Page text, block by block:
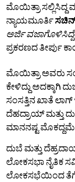
ಮೊಯಿತ್ರಾ ಸಲ್ಲಿಸಿದ್ದ
ನ್ಯಾಯಮೂರ್ತಿಸಚಿನ್
ಅರ್ಜಿ
ಪ್ರಕರಣದ ತೀರ್ಪು
ಮೊಯಿತ್ರಾ ಅವರು
ಕೇಳಿದ್ದು ಅದಕ್ಕಾಗಿ
ಸಂಸತ್ತಿನ ಖಾತೆ
ದೆಹದ್ರಾಯ್ ಮತ್ತು
ಮಾನನಷ್ಟ ಮೊಕದ್ದಮೆ
ದುಬೆ ಮತ್ತು
ಲೋಕಸಭಾ ನೈತಿಕ
ಲೋಕಸಭೆಯಿಂದ